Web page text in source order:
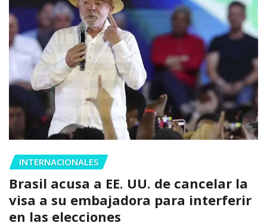
INTERNACIONALES
Brasil acusa a EE. UU. de cancelar la
visa a su embajadora para interferir
en las elecciones